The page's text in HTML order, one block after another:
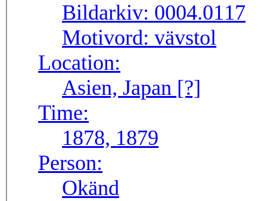
Bildarkiv: 0004.0117
Motivord: vävstol
Location:
Asien, Japan [?]
Time:
1878, 1879
Person:
Okänd